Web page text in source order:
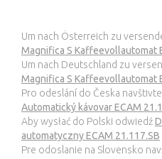
Um nach Österreich zu
Magnifica S Kaffeevollautomat
Um nach Deutschland zu
Magnifica S Kaffeevollautomat
Pro odeslání do Česka navštivte
Automatický kávovar ECAM
Aby wysłać do Polski odwiedź
automatyczny ECAM 21.117.SB
Pre odoslanie na Slovensko